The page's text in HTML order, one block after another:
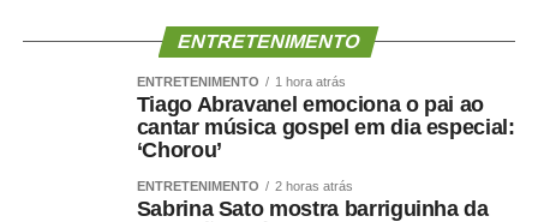
ENTRETENIMENTO
ENTRETENIMENTO 1 hora atrás
Tiago Abravanel emociona o pai ao
cantar música gospel em dia especial:
‘Chorou’
ENTRETENIMENTO 2 horas atrás
Sabrina Sato mostra barriguinha da